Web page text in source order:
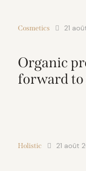
Cosmetics 21
Organic
forward to
Holistic 21 août